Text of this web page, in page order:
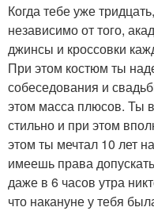
Когда тебе уже
независимо от того,
джинсы и кроссовки
При этом костюм ты
собеседования и
этом масса плюсов. Ты
стильно и при этом
этом ты мечтал 10 лет
имеешь права
даже в 6 часов утра
что накануне у тебя